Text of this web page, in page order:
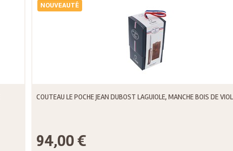
NOUVEAUTÉ
COUTEAU LE POCHE JEAN DUBOST LAGUIOLE, MANCHE BOIS DE
94,00 €